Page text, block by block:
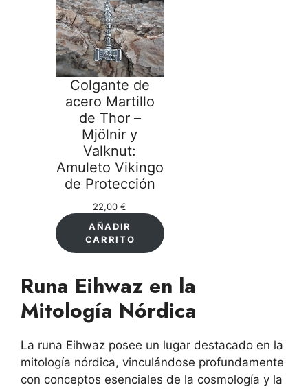
Colgante de
acero Martillo
de Thor –
Mjölnir y
Valknut:
Amuleto Vikingo
de Protección
22,00€
AÑADIR
CARRITO
Runa Eihwaz en la
Mitología Nórdica
La runa Eihwaz posee un lugar destacado en la
mitología nórdica, vinculándose profundamente
con conceptos esenciales de la cosmología y la